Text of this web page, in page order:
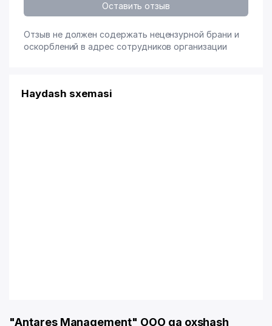
Оставить отзыв
Отзыв не должен содержать нецензурной брани и
оскорблений в адрес сотрудников организации
Haydash sxemasi
"Antares Management" OOO ga oxshash